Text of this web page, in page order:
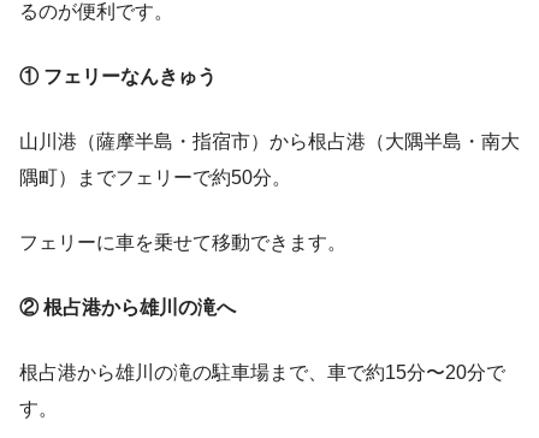
るのが便利です。
① フェリーなんきゅう
山川港（薩摩半島・指宿市）から根占港（大隅半島・南大
隅町）までフェリーで約50分。
フェリーに車を乗せて移動できます。
② 根占港から雄川の滝へ
根占港から雄川の滝の駐車場まで、車で約15分〜20分で
す。